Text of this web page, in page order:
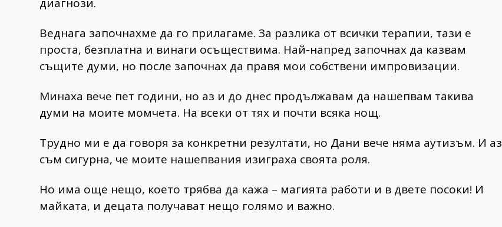
диагнози.
Веднага започнахме да го прилагаме. За разлика от всички терапии, тази е
проста, безплатна и винаги осъществима. Най-напред започнах да казвам
същите думи, но после започнах да правя мои собствени импровизации.
Минаха вече пет години, но аз и до днес продължавам да нашепвам такива
думи на моите момчета. На всеки от тях и почти всяка нощ.
Трудно ми е да говоря за конкретни резултати, но Дани вече няма аутизъм. И аз
съм сигурна, че моите нашепвания изиграха своята роля.
Но има още нещо, което трябва да кажа – магията работи и в двете посоки! И
майката, и децата получават нещо голямо и важно.